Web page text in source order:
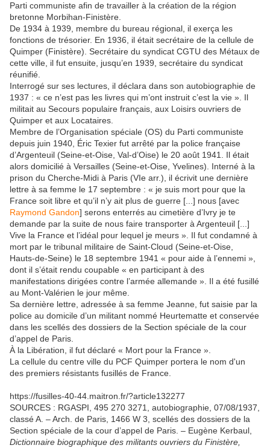
Parti communiste afin de travailler à la création de la région
bretonne Morbihan-Finistère.
De 1934 à 1939, membre du bureau régional, il exerça les
fonctions de trésorier. En 1936, il était secrétaire de la cellule de
Quimper (Finistère). Secrétaire du syndicat CGTU des Métaux de
cette ville, il fut ensuite, jusqu’en 1939, secrétaire du syndicat
réunifié.
Interrogé sur ses lectures, il déclara dans son autobiographie de
1937 : « ce n’est pas les livres qui m’ont instruit c’est la vie ». Il
militait au Secours populaire français, aux Loisirs ouvriers de
Quimper et aux Locataires.
Membre de l’Organisation spéciale (OS) du Parti communiste
depuis juin 1940, Éric Texier fut arrêté par la police française
d’Argenteuil (Seine-et-Oise, Val-d’Oise) le 20 août 1941. Il était
alors domicilié à Versailles (Seine-et-Oise, Yvelines). Interné à la
prison du Cherche-Midi à Paris (VIe arr.), il écrivit une dernière
lettre à sa femme le 17 septembre : « je suis mort pour que la
France soit libre et qu’il n’y ait plus de guerre [...] nous [avec
Raymond Gandon] serons enterrés au cimetière d’Ivry je te
demande par la suite de nous faire transporter à Argenteuil [...]
Vive la France et l’idéal pour lequel je meurs ». Il fut condamné à
mort par le tribunal militaire de Saint-Cloud (Seine-et-Oise,
Hauts-de-Seine) le 18 septembre 1941 « pour aide à l’ennemi »,
dont il s’était rendu coupable « en participant à des
manifestations dirigées contre l’armée allemande ». Il a été fusillé
au Mont-Valérien le jour même.
Sa dernière lettre, adressée à sa femme Jeanne, fut saisie par la
police au domicile d’un militant nommé Heurtematte et conservée
dans les scellés des dossiers de la Section spéciale de la cour
d’appel de Paris.
À la Libération, il fut déclaré « Mort pour la France ».
La cellule du centre ville du PCF Quimper portera le nom d'un
des premiers résistants fusillés de France.
https://fusilles-40-44.maitron.fr/?article132277
SOURCES : RGASPI, 495 270 3271, autobiographie, 07/08/1937,
classé A. – Arch. de Paris, 1466 W 3, scellés des dossiers de la
Section spéciale de la cour d’appel de Paris. – Eugène Kerbaul,
Dictionnaire biographique des militants ouvriers du Finistère,